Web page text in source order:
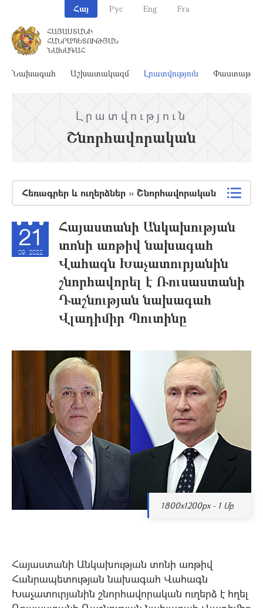
Հայ Рус Eng Fra
ՀԱՅԱՍՏԱՆԻ
ՀԱՆՐԱՊԵՏՈՒԹՅԱՆ
ՆԱԽԱԳԱՀ
Նախագահ Աշխատակազմ Լրատվություն
Լրատվություն
Շնորհավորական
Հեռագրեր և ուղերձներ » Շնորհավորական
21
09, 2022
Հայաստանի Անկախության
տոնի առթիվ նախագահ
Վահագն Խաչատուրյանին
շնորհավորել է Ռուսաստանի
Դաշնության նախագահ
Վլադիմիր Պուտինը
1800x1200px - 1 Մբ
Հայաստանի Անկախության տոնի առթիվ
Հանրապետության նախագահ Վահագն
Խաչատուրյանին շնորհավորական ուղերձ է հղել